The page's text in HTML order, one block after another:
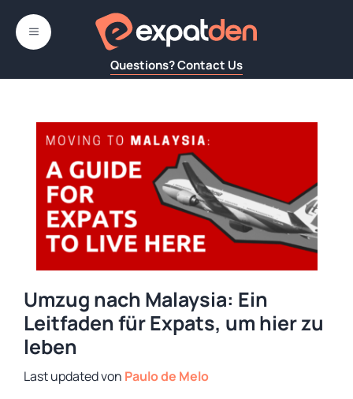
Inhalt
springen
Questions? Contact Us
MENÜ
Umzug nach Malaysia: Ein
Leitfaden für Expats, um hier zu
leben
von Paulo de Melo